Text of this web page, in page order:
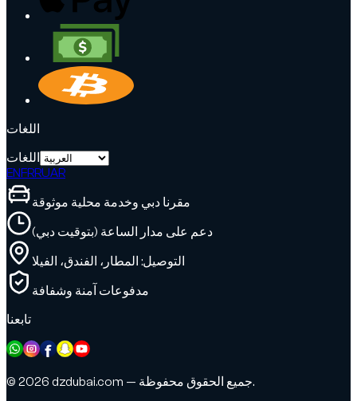
اللغات
اللغات
ENFRRUAR
مقرنا دبي وخدمة محلية موثوقة
دعم على مدار الساعة (بتوقيت دبي)
التوصيل: المطار، الفندق، الفيلا
مدفوعات آمنة وشفافة
تابعنا
© 2026 dzdubai.com — جميع الحقوق محفوظة.